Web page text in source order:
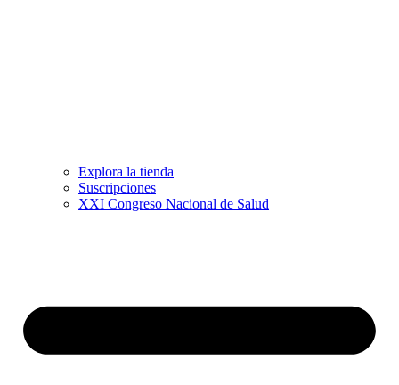
Explora la tienda
Suscripciones
XXI Congreso Nacional de Salud